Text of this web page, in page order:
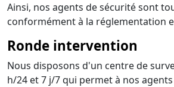
Ainsi, nos agents de sécurité sont
conformément à la réglementation
Ronde intervention
Nous disposons d'un centre de
h/24 et 7 j/7 qui permet à nos